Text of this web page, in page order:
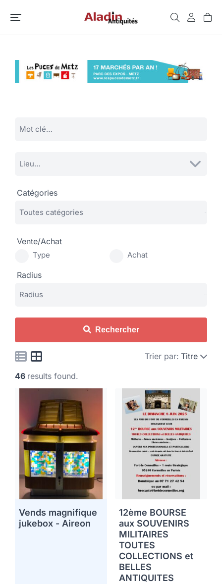
Catégories
Vente/Achat
Type Achat
Radius
Rechercher
Trier par: Titre
46 results found.
Vends magnifique
jukebox - Aireon
12ème BOURSE
aux SOUVENIRS
MILITAIRES
TOUTES
COLLECTIONS et
BELLES
ANTIQUITES